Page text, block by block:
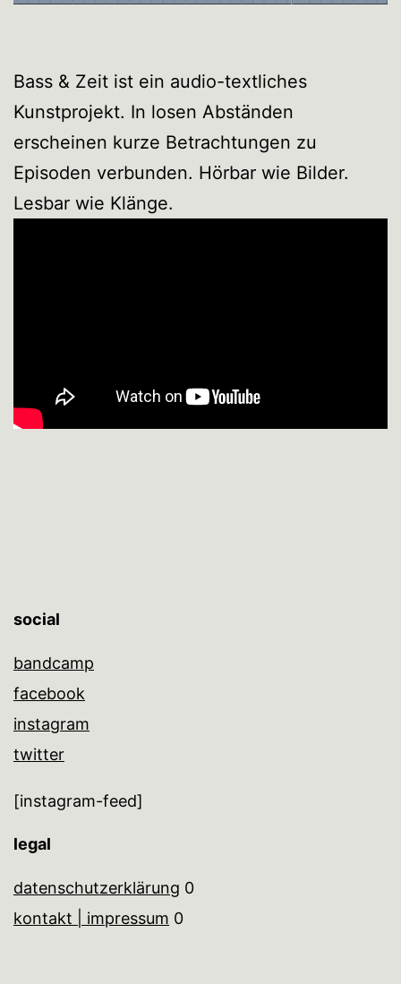
Bass & Zeit ist ein audio-textliches
Kunstprojekt. In losen Abständen
erscheinen kurze Betrachtungen zu
Episoden verbunden. Hörbar wie Bilder.
Lesbar wie Klänge.
social
bandcamp
facebook
instagram
twitter
[instagram-feed]
legal
datenschutzerklärung 0
kontakt | impressum 0